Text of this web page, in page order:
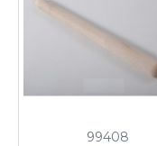
99408